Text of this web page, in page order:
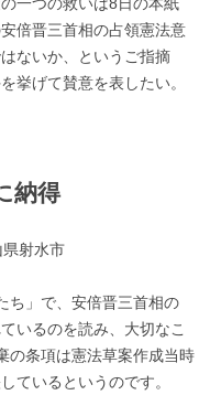
一つの救いは8日の本紙
倍晋三首相の占領憲法意
ないか、というご指摘
挙げて賛意を表したい。
納得
射水市
ち」で、安倍晋三首相の
いるのを読み、大切なこ
の条項は憲法草案作成当時
ているというのです。